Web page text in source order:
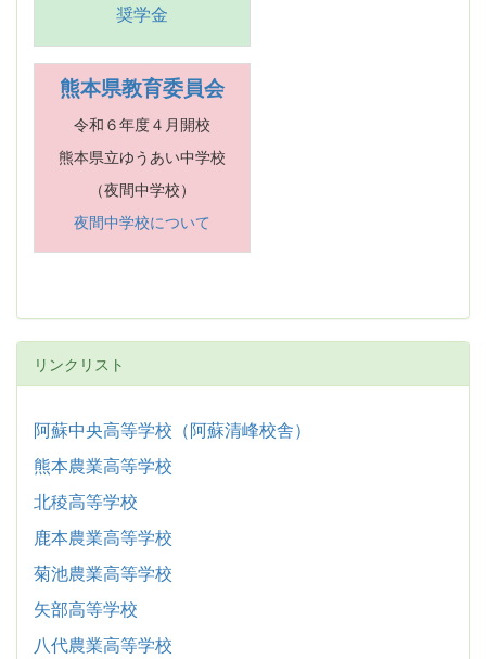
奨学金
熊本県教育委員会
令和６年度４月開校
熊本県立ゆうあい中学校
（夜間中学校）
夜間中学校について
リンクリスト
阿蘇中央高等学校（阿蘇清峰校舎）
熊本農業高等学校
北稜高等学校
鹿本農業高等学校
菊池農業高等学校
矢部高等学校
八代農業高等学校